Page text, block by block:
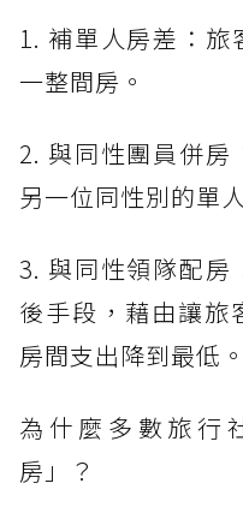
1. 補單人房差：
一整間房。
2. 與同性團員併房
另一位同性別的單
3. 與同性領隊配房
後手段，藉由讓旅
房間支出降到最低。
為什麼多數旅行
房」？